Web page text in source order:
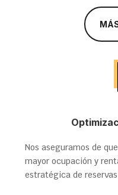
Nos aseguramos de
mayor ocupación y
estratégica de